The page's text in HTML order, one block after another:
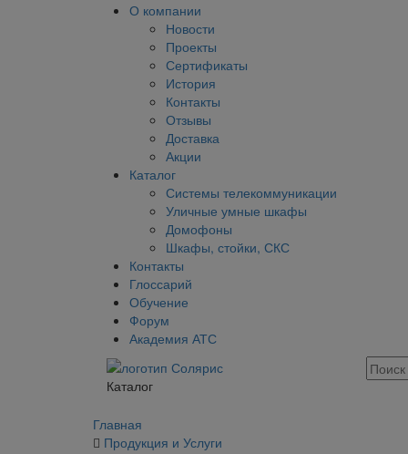
О компании
Новости
Проекты
Сертификаты
История
Контакты
Отзывы
Доставка
Акции
Каталог
Системы телекоммуникации
Уличные умные шкафы
Домофоны
Шкафы, стойки, СКС
Контакты
Глоссарий
Обучение
Форум
Академия АТС
Каталог
Главная
Продукция и Услуги